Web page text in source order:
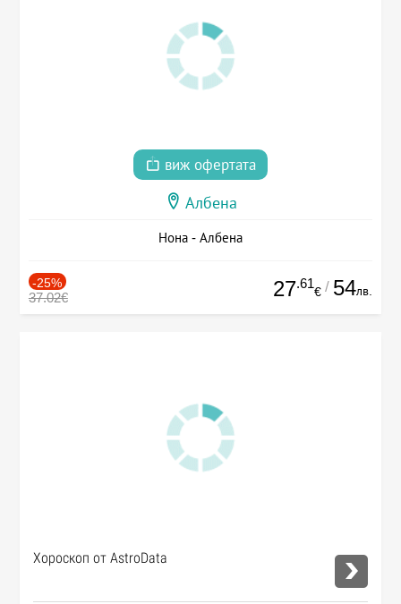
виж офертата
Албена
Нона - Албена
-25%
37.02€ 27.61
€ / 54лв.
Хороскоп от AstroData